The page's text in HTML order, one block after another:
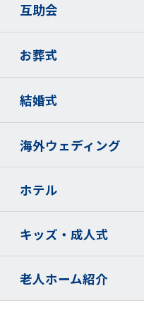
5.当社は、法令により例外
6.当社は、個人情報保護法に
等（以下、「開示請求」と
がご本人である事を確認さ
7.当社は、取扱う個人情報に
かつ適切に取り組み、その
などして、本保護方針の継続
9.個人情報保護に関するコ
直し、改善いたします。
1. 個人情報
(1)ベルコ契約および冠婚葬
互助会
お葬式
結婚式
海外ウェディング
ホテル
キッズ・成人式
老人ホーム紹介